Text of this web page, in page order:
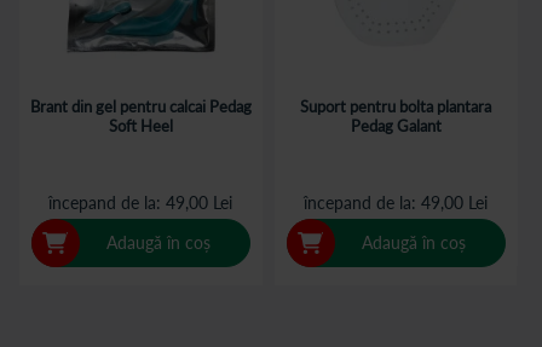
Brant din gel pentru calcai Pedag
Soft Heel
începand de la 49,00 Lei
Adaugă în coș
Suport pentru bolta plantara
Pedag Galant
începand de la 49,00 Lei
Adaugă în coș